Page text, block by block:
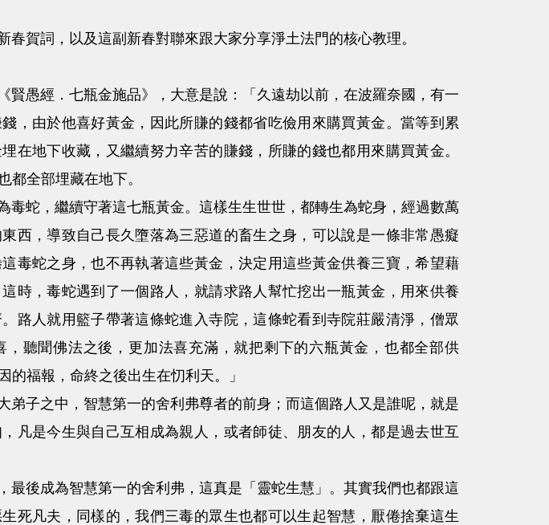
春賀詞，以及這副新春對聯來跟大家分享淨土法門的核心教理。
賢愚經．七瓶金施品》，大意是說：「久遠劫以前，在波羅奈國，有一
，由於他喜好黃金，因此所賺的錢都省吃儉用來購買黃金。當等到累
在地下收藏，又繼續努力辛苦的賺錢，所賺的錢也都用來購買黃金。
都全部埋藏在地下。
蛇，繼續守著這七瓶黃金。這樣生生世世，都轉生為蛇身，經過數萬
西，導致自己長久墮落為三惡道的畜生之身，可以說是一條非常愚癡
毒蛇之身，也不再執著這些黃金，決定用這些黃金供養三寶，希望藉
時，毒蛇遇到了一個路人，就請求路人幫忙挖出一瓶黃金，用來供養
路人就用籃子帶著這條蛇進入寺院，這條蛇看到寺院莊嚴清淨，僧眾
聽聞佛法之後，更加法喜充滿，就把剩下的六瓶黃金，也都全部供
福報，命終之後出生在忉利天。」
子之中，智慧第一的舍利弗尊者的前身；而這個路人又是誰呢，就是
凡是今生與自己互相成為親人，或者師徒、朋友的人，都是過去世互
後成為智慧第一的舍利弗，這真是「靈蛇生慧」。其實我們也都跟這
死凡夫，同樣的，我們三毒的眾生也都可以生起智慧，厭倦捨棄這生